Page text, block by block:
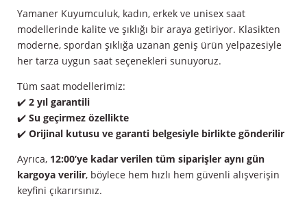
Yamaner Kuyumculuk, kadın, erkek ve unisex saat
modellerinde kalite ve şıklığı bir araya getiriyor. Klasikten
moderne, spordan şıklığa uzanan geniş ürün yelpazesiyle
her tarza uygun saat seçenekleri sunuyoruz.
Tüm saat modellerimiz:
✔️ 2 yıl garantili
✔️ Su geçirmez özellikte
✔️ Orijinal kutusu ve garanti belgesiyle birlikte gönderilir
Ayrıca, 12:00’ye kadar verilen tüm siparişler aynı gün
kargoya verilir, böylece hem hızlı hem güvenli alışverişin
keyfini çıkarırsınız.